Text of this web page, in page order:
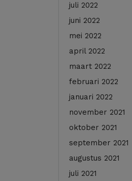
juli 2022
juni 2022
mei 2022
april 2022
maart 2022
februari 2022
januari 2022
november 2021
oktober 2021
september 2021
augustus 2021
juli 2021